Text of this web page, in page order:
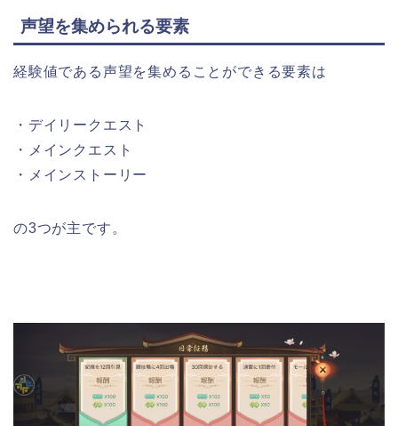
声望を集められる要素
経験値である声望を集めることができる要素は
・デイリークエスト
・メインクエスト
・メインストーリー
の3つが主です。